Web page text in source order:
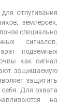
отпугивания
землероек,
специально
сигналов.
подземных
как сигнал
защищаемую
защитить
Для охвата
на